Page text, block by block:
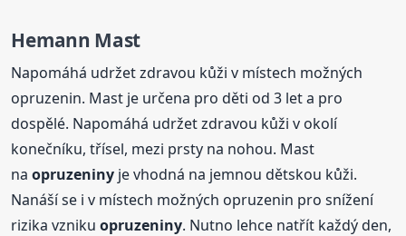
Hemann Mast
Napomáhá udržet zdravou kůži v místech možných
opruzenin. Mast je určena pro děti od 3 let a pro
dospělé. Napomáhá udržet zdravou kůži v okolí
konečníku, třísel, mezi prsty na nohou. Mast
naopruzeniny je vhodná na jemnou dětskou kůži.
Nanáší se i v místech možných opruzenin pro snížení
rizika vznikuopruzeniny. Nutno lehce natřít každý den,